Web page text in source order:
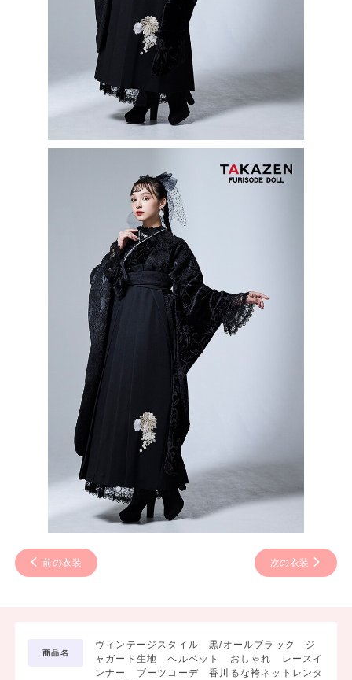
前の衣装 次の衣装
商品名
ヴィンテージスタイル 黒/オールブラック ジ
ャガード生地 ベルベット おしゃれ レースイ
ンナー ブーツコーデ 香川るな袴ネットレンタ